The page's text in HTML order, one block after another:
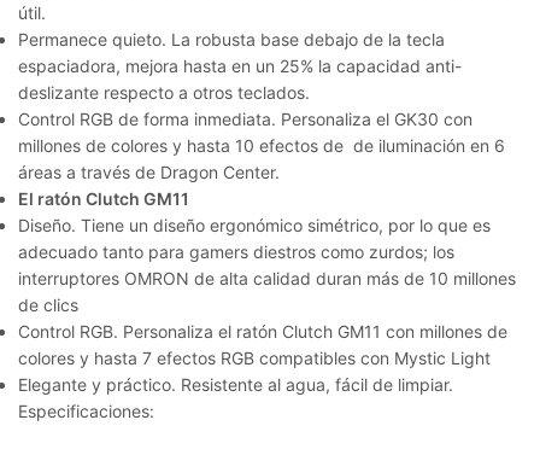
útil.
Permanece quieto. La robusta base debajo de la tecla
espaciadora, mejora hasta en un 25% la capacidad anti-
deslizante respecto a otros teclados.
Control RGB de forma inmediata. Personaliza el GK30 con
millones de colores y hasta 10 efectos de de iluminación en 6
áreas a través de Dragon Center.
El ratón Clutch GM11
Diseño. Tiene un diseño ergonómico simétrico, por lo que es
adecuado tanto para gamers diestros como zurdos; los
interruptores OMRON de alta calidad duran más de 10 millones
de clics
Control RGB. Personaliza el ratón Clutch GM11 con millones de
colores y hasta 7 efectos RGB compatibles con Mystic Light
Elegante y práctico. Resistente al agua, fácil de limpiar.
Especificaciones: